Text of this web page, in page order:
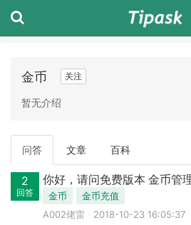
金币 关注
暂无介绍
问答 文章 百科
2
回答
你好，请问免费版本 金币管
金币
金币充值
A002佬雷
2018-10-23 16:05:37